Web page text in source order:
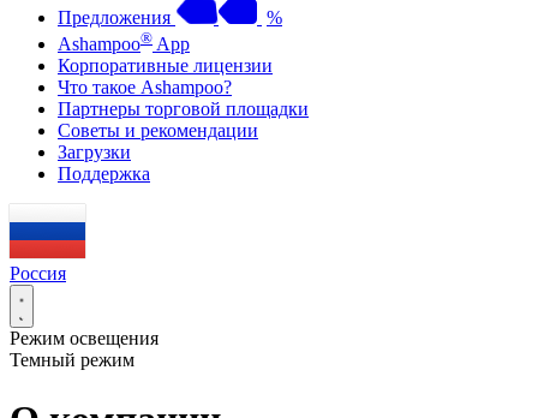
Предложения
%
Ashampoo® App
Корпоративные лицензии
Что такое Ashampoo?
Партнеры торговой площадки
Советы и рекомендации
Загрузки
Поддержка
Россия
Режим освещения
Темный режим